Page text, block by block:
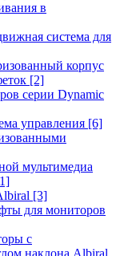
в
система для
корпус
[2]
серии Dynamic
управления [6]
мультимедиа
[3]
для мониторов
с
наклона Albiral